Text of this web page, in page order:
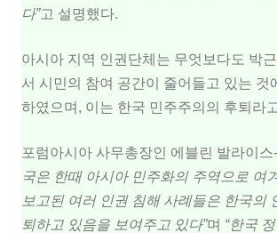
다”고 설명했다.
아시아 지역 인권단체는 무엇보다도 박
서 시민의 참여 공간이 줄어들고 있는 것
하였으며, 이는 한국 민주주의의 후퇴라
포럼아시아 사무총장인 에블린 발라이스
국은 한때 아시아 민주화의 주역으로 여
보고된 여러 인권 침해 사례들은 한국의
퇴하고 있음을 보여주고 있다”며 “한국